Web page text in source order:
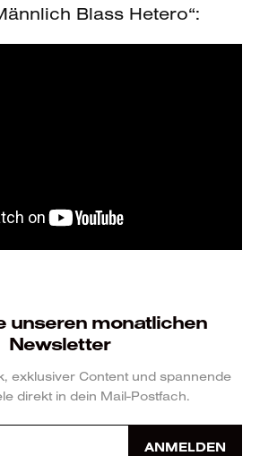
Blass Hetero“:
unseren monatlichen
Newsletter
exklusiver Content und spannende
direkt in dein Mail-Postfach.
ANMELDEN